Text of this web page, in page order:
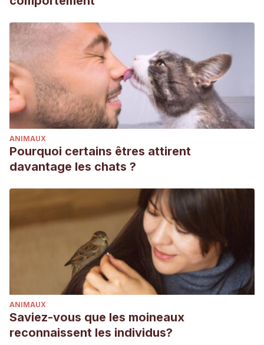
ANIMAUX
Pourquoi certains êtres attirent
davantage les chats ?
ANIMAUX
Saviez-vous que les moineaux
reconnaissent les individus?